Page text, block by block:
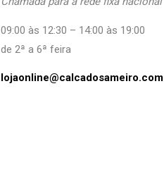
09:00 às 12:30 – 14:00 às 19:00
de 2ª a 6ª feira
lojaonline@calcadosameiro.com